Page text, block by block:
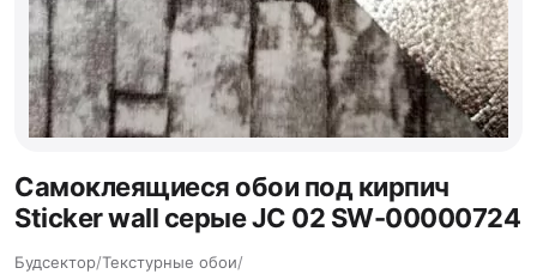
Самоклеящиеся обои под кирпич
Sticker wall серые JC 02 SW-00000724
Будсектор/Текстурные обои/